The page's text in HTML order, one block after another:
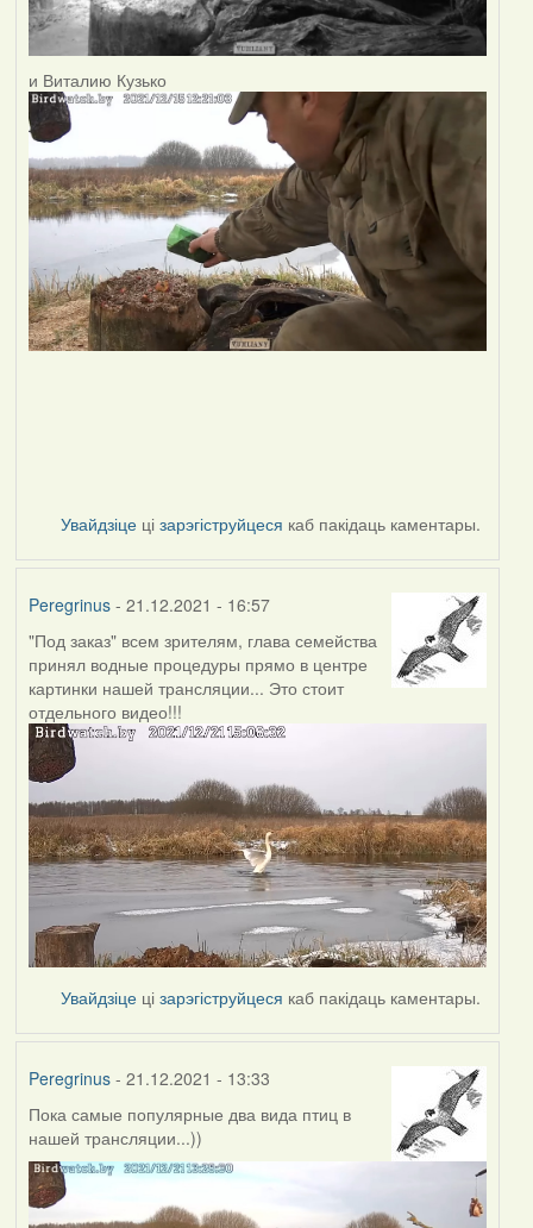
и Виталию Кузько
Увайдзіце цізарэгіструйцеся каб пакідаць каментары.
Peregrinus- 21.12.2021 - 16:57
"Под заказ" всем зрителям, глава семейства
принял водные процедуры прямо в центре
картинки нашей трансляции... Это стоит
отдельного видео!!!
Увайдзіце цізарэгіструйцеся каб пакідаць каментары.
Peregrinus- 21.12.2021 - 13:33
Пока самые популярные два вида птиц в
нашей трансляции...))